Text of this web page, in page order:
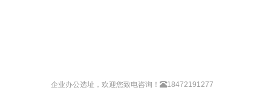
企业办公选址，欢迎您致电咨询！ 18472191277